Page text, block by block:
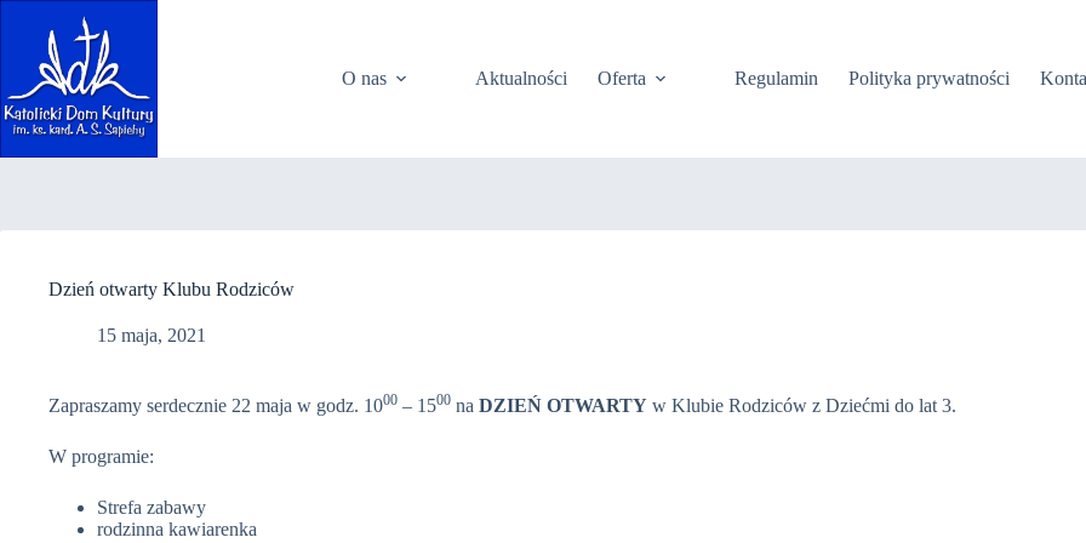
O nas
Aktualności Oferta Regulamin Polityka prywatności
Dzień otwarty Klubu Rodziców
15 maja, 2021
Zapraszamy serdecznie 22 maja w godz. 1000 – 1500 na DZIEŃ OTWARTY w Klubie Rodziców z Dziećmi do lat 3.
W programie:
Strefa zabawy
rodzinna kawiarenka